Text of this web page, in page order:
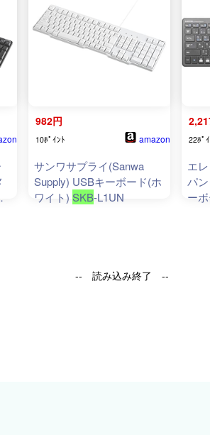
982円
10ﾎﾟｲﾝﾄ amazon
サンワサプライ(Sanwa
Supply) USBキーボード(ホ
ワイト) SKB-L1UN
22ﾎﾟ
エ
パ
ー
-- 読み込み終了 --